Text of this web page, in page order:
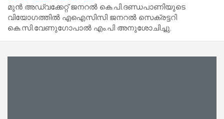
മുൻ അഡ്വക്കേറ്റ് ജനറൽ കെ.പി.ദണ്ഡപാണിയുടെ
വിയോഗത്തിൽ എഐസിസി ജനറൽ സെക്രട്ടറി
കെ.സി.വേണുഗോപാൽ എം.പി അനുശോചിച്ചു.